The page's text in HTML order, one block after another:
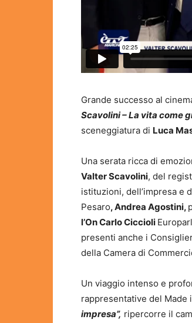
Grande successo al
Scavolini – La vita come
sceneggiatura di Luca
Una serata ricca di
Valter Scavolini, del
istituzioni, dell’impresa e
Pesaro, Andrea Agostini,
l’On Carlo Ciccioli
presenti anche i
della Camera di
Un viaggio intenso e
rappresentative del
impresa”, ripercorre il